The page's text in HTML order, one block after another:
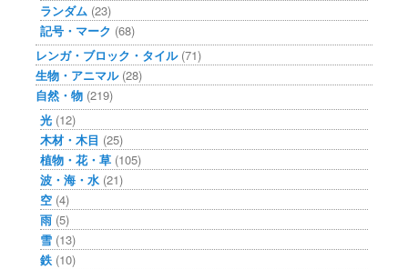
ランダム (23)
記号・マーク (68)
レンガ・ブロック・タイル(71)
生物・アニマル(28)
自然・物 (219)
光 (12)
木材・木目 (25)
植物・花・草 (105)
波・海・水 (21)
空 (4)
雨 (5)
雪 (13)
鉄 (10)